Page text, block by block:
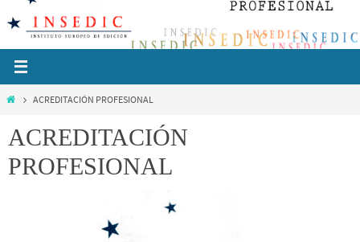
contenido
InicioACREDITACIÓN PROFESIONAL
ACREDITACIÓN
PROFESIONAL